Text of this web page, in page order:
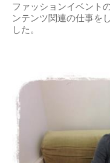
ファッションイベント
ンテンツ関連の仕事を
した。